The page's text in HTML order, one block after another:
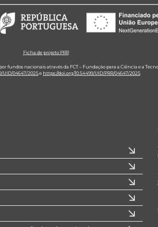
Ficha de projeto PRR
nacionais através da FCT – Fundação para a Ciência e a
UID/04647/2025e https://doi.org/10.54499/UID/PRR/04647/2025